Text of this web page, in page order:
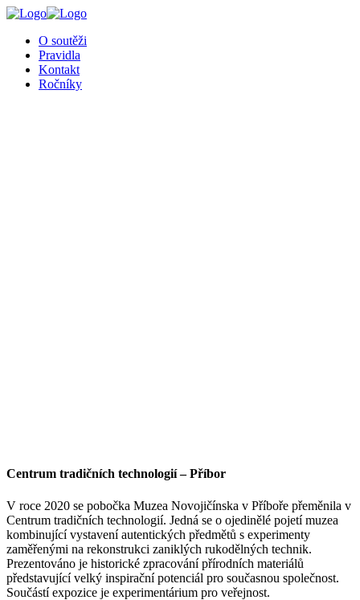
O soutěži
Pravidla
Kontakt
Ročníky
Centrum tradičních technologií – Příbor
V roce 2020 se pobočka Muzea Novojičínska v Příboře přeměnila v
Centrum tradičních technologií. Jedná se o ojedinělé pojetí muzea
kombinující vystavení autentických předmětů s experimenty
zaměřenými na rekonstrukci zaniklých rukodělných technik.
Prezentováno je historické zpracování přírodních materiálů
představující velký inspirační potenciál pro současnou společnost.
Součástí expozice je experimentárium pro veřejnost.